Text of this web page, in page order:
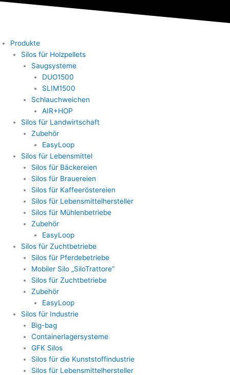
Produkte
Silos für Holzpellets
Saugsysteme
DUO1500
SLIM1500
Schlauchweichen
AIR+HOP
Silos für Landwirtschaft
Zubehör
EasyLoop
Silos für Lebensmittel
Silos für Bäckereien
Silos für Brauereien
Silos für Kaffeeröstereien
Silos für Lebensmittelhersteller
Silos für Mühlenbetriebe
Zubehör
EasyLoop
Silos für Zuchtbetriebe
Silos für Pferdebetriebe
Mobiler Silo „SiloTrattore“
Silos für Zuchtbetriebe
Zubehör
EasyLoop
Silos für Industrie
Big-bag
Containerlagersysteme
GFK Silos
Silos für die Kunststoffindustrie
Silos für Lebensmittelhersteller